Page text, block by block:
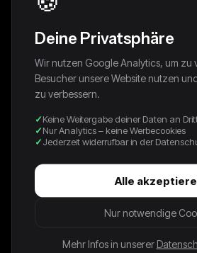
Vintage Levi’s Flared
Damenjeans „LOWFLARE 519“
(M)
39,99 €
79,99
Deine Privatsphäre
Wir nutzen Google Analytics, um zu
Besucher unsere Website nutzen
zu verbessern.
Keine Weitergabe deiner Daten an
Nur Analytics – keine Werbecookies
Jederzeit widerrufbar in der
Alle
Nur notwendige
Mehr Infos in unserer